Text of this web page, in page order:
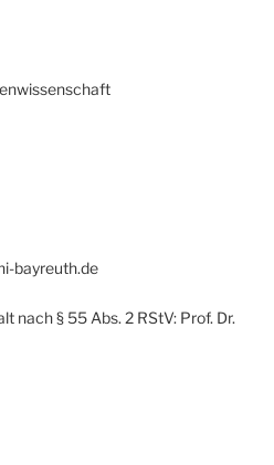
bayreuth.de
nach § 55 Abs. 2 RStV: Prof. Dr.